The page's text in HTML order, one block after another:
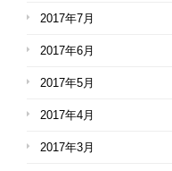
2017年7月
2017年6月
2017年5月
2017年4月
2017年3月